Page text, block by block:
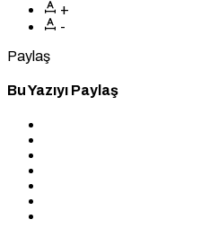
+
-
Paylaş
Bu Yazıyı Paylaş